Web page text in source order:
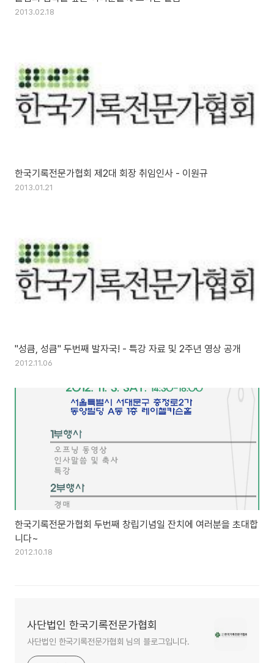
2013.02.18
한국기록전문가협회 제2대 회장 취임인사 - 이원규
2013.01.21
"성큼, 성큼" 두번째 발자국! - 특강 자료 및 2주년 영상 공개
2012.11.06
한국기록전문가협회 두번째 창립기념일 잔치에 여러분을 초대합
니다~
2012.10.18
사단법인 한국기록전문가협회
사단법인 한국기록전문가협회 님의 블로그입니다.